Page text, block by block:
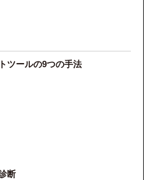
ツールの9つの手法
断